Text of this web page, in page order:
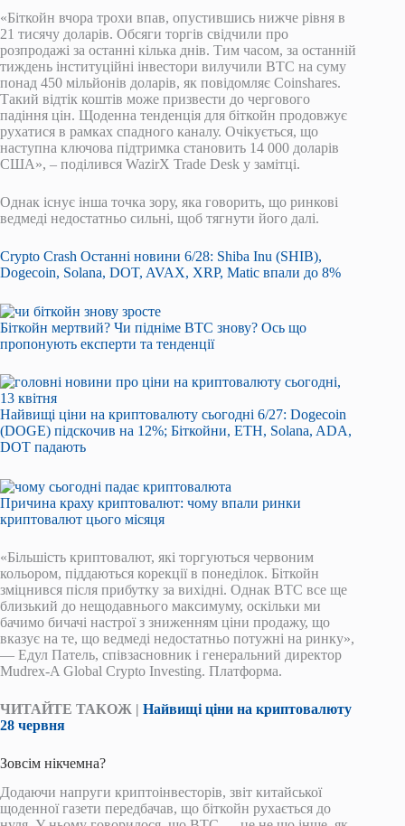
«Біткойн вчора трохи впав, опустившись нижче рівня в
21 тисячу доларів. Обсяги торгів свідчили про
розпродажі за останні кілька днів. Тим часом, за останній
тиждень інституційні інвестори вилучили BTC на суму
понад 450 мільйонів доларів, як повідомляє Coinshares.
Такий відтік коштів може призвести до чергового
падіння цін. Щоденна тенденція для біткойн продовжує
рухатися в рамках спадного каналу. Очікується, що
наступна ключова підтримка становить 14 000 доларів
США», – поділився WazirX Trade Desk у замітці.
Однак існує інша точка зору, яка говорить, що ринкові
ведмеді недостатньо сильні, щоб тягнути його далі.
Crypto Crash Останні новини 6/28: Shiba Inu (SHIB),
Dogecoin, Solana, DOT, AVAX, XRP, Matic впали до 8%
Біткойн мертвий? Чи підніме BTC знову? Ось що
пропонують експерти та тенденції
Найвищі ціни на криптовалюту сьогодні 6/27: Dogecoin
(DOGE) підскочив на 12%; Біткойни, ETH, Solana, ADA,
DOT падають
Причина краху криптовалют: чому впали ринки
криптовалют цього місяця
«Більшість криптовалют, які торгуються червоним
кольором, піддаються корекції в понеділок. Біткойн
зміцнився після прибутку за вихідні. Однак BTC все ще
близький до нещодавнього максимуму, оскільки ми
бачимо бичачі настрої з зниженням ціни продажу, що
вказує на те, що ведмеді недостатньо потужні на ринку»,
— Едул Патель, співзасновник і генеральний директор
Mudrex-A Global Crypto Investing. Платформа.
ЧИТАЙТЕ ТАКОЖ | Найвищі ціни на криптовалюту
28 червня
Зовсім нікчемна?
Додаючи напруги криптоінвесторів, звіт китайської
щоденної газети передбачав, що біткойн рухається до